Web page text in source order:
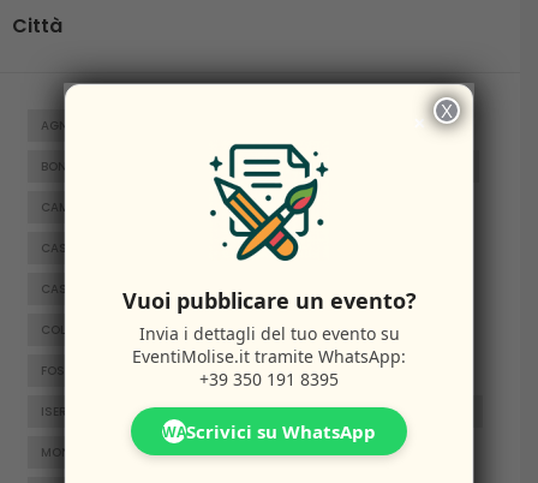
Città
AGNONE BOJANO
BONEFRO CAMPITELLO MATESE
CAMPOMARINO CAPRACOTTA CARPINONE
CASACALENDA CASTELNUOVO AL VOLTURNO
CASTELPETROSO CASTROPIGNANO
COLLE D'ANCHISE COLLETORTO FERRAZZANO
FOSSALTO FROSOLONE GAMBATESA GUARDIAREGIA
ISERNIA JELSI LARINO MACCHIAGODENA
MONTENERO DI BISACCIA ORATINO PESCHE
×
Vuoi pubblicare un evento?
Invia i dettagli del tuo evento su
EventiMolise.it tramite WhatsApp:
+39 350 191 8395
WAScrivici su WhatsApp
X